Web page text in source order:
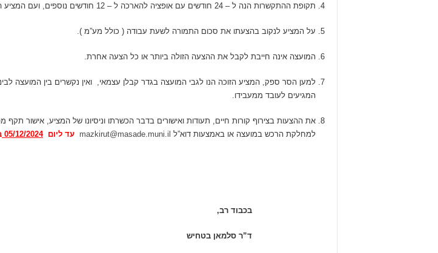
תקופת ההתקשרות הנה ל – 24 חודשים עם אופציה להארכה ל – 12 חודשים נוספים, ועם המציע הזוכה ייחתם חוזה להסדרת ההתקשרות ותנאיה.
על המציע לנקוב בהצעתו את סכום התמורה לשעת עבודה ( כולל מע”מ ).
המועצה אינה חייבת לקבל את ההצעה הזולה ביותר או כל הצעה אחרת.
למען הסר ספק, המציע הזוכה הנו לגבי המועצה בגדר קבלן עצמאי, ואין נקשרים בין המועצה
המגיעים לעובד ממעבידו.
את ההצעות בצירוף קורות חיים, תעודות ואישורים בדבר הכשרתו וניסיונו של המציע, אישור
למחלקת הרכש במועצה או באמצעות דוא”ל mazkirut@masade.muni.il עד ליום05/12/2024
בכבוד רב,
ד”ר סלמאן בטחיש